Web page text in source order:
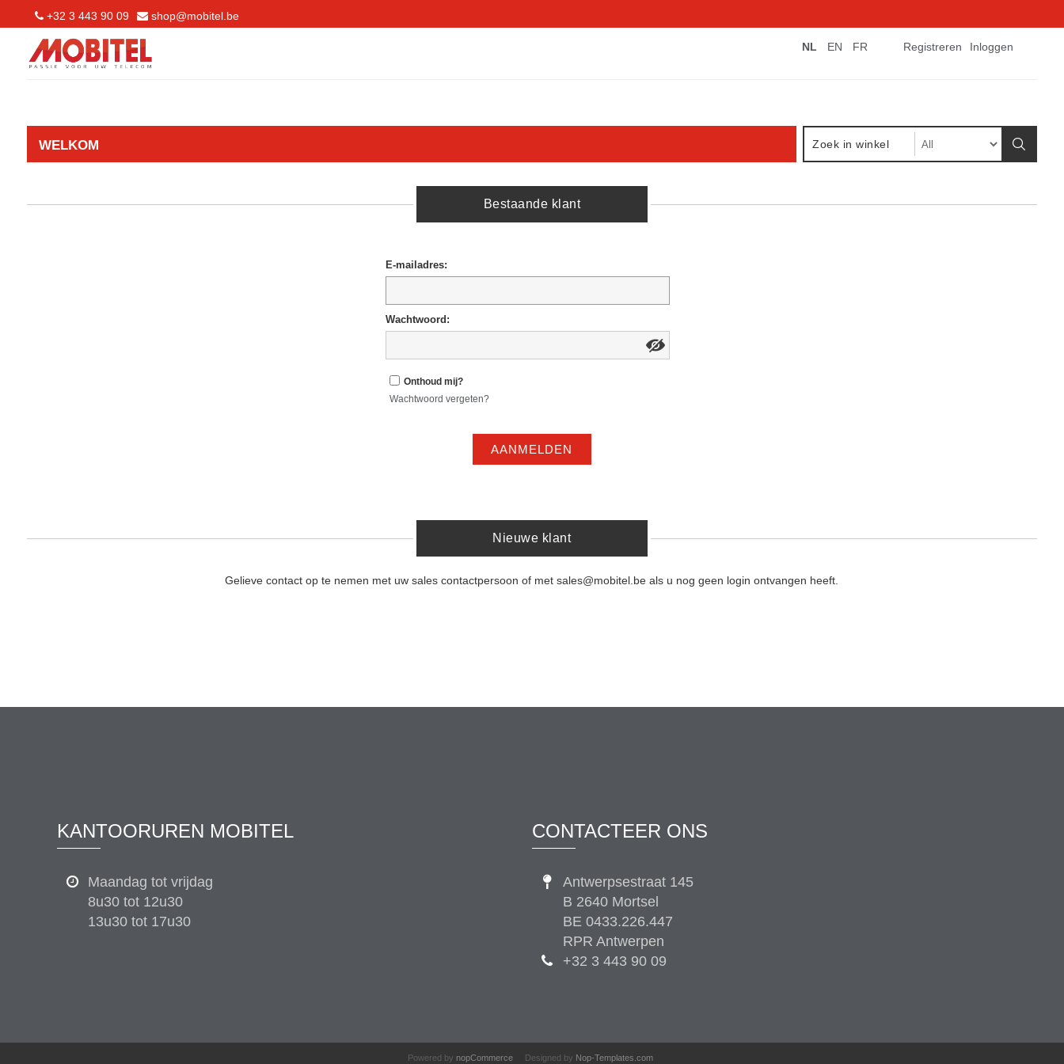
+32 3 443 90 09 shop@mobitel.be
Registreren Inloggen
NL EN FR
WELKOM
Bestaande klant
E-mailadres:
Wachtwoord:
Onthoud mij?
Wachtwoord vergeten?
AANMELDEN
Nieuwe klant
Gelieve contact op te nemen met uw sales contactpersoon of met sales@mobitel.be als u nog geen login ontvangen heeft.
KANTOORUREN MOBITEL
Maandag tot vrijdag
8u30 tot 12u30
13u30 tot 17u30
CONTACTEER ONS
Antwerpsestraat 145
B 2640 Mortsel
BE 0433.226.447
RPR Antwerpen
+32 3 443 90 09
Powered by nopCommerce Designed by Nop-Templates.com